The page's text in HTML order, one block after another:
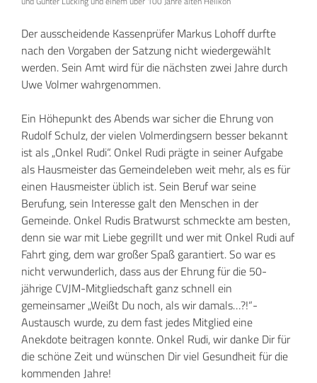
Der ausscheidende Kassenprüfer Markus Lohoff durfte
nach den Vorgaben der Satzung nicht wiedergewählt
werden. Sein Amt wird für die nächsten zwei Jahre durch
Uwe Volmer wahrgenommen.
Ein Höhepunkt des Abends war sicher die Ehrung von
Rudolf Schulz, der vielen Volmerdingsern besser bekannt
ist als „Onkel Rudi“. Onkel Rudi prägte in seiner Aufgabe
als Hausmeister das Gemeindeleben weit mehr, als es für
einen Hausmeister üblich ist. Sein Beruf war seine
Berufung, sein Interesse galt den Menschen in der
Gemeinde. Onkel Rudis Bratwurst schmeckte am besten,
denn sie war mit Liebe gegrillt und wer mit Onkel Rudi auf
Fahrt ging, dem war großer Spaß garantiert. So war es
nicht verwunderlich, dass aus der Ehrung für die 50-
jährige CVJM-Mitgliedschaft ganz schnell ein
gemeinsamer „Weißt Du noch, als wir damals…?!“-
Austausch wurde, zu dem fast jedes Mitglied eine
Anekdote beitragen konnte. Onkel Rudi, wir danke Dir für
die schöne Zeit und wünschen Dir viel Gesundheit für die
kommenden Jahre!